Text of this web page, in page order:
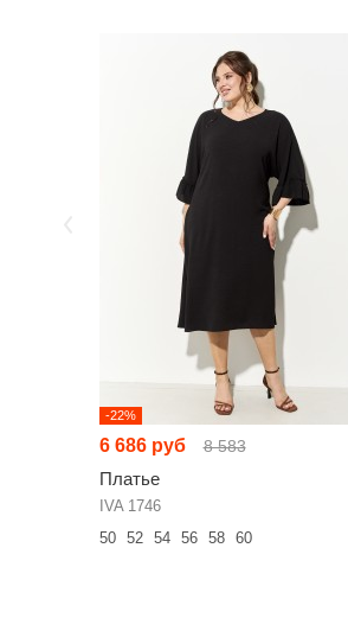
-22%
6 686 руб 8 583
Платье
IVA 1746
50
52 54 56 58 60